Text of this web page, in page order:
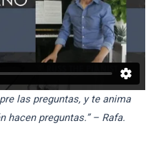
las preguntas, y te anima
hacen preguntas.” – Rafa.